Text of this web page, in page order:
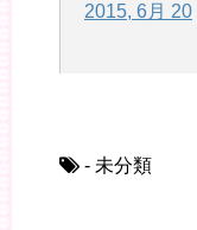
2015, 6月 20
- 未分類